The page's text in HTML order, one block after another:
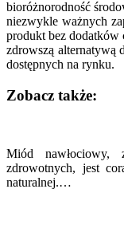
bioróżnorodność
niezwykle ważnych
produkt bez dodatków
zdrowszą alternatywą
dostępnych na rynku.
Zobacz także:
Miód nawłociowy,
zdrowotnych, jest
naturalnej.…
wpisu